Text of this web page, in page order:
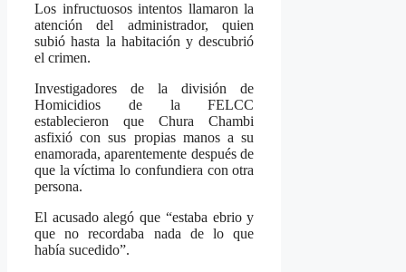
Los infructuosos intentos llamaron la
atención del administrador, quien
subió hasta la habitación y descubrió
el crimen.
Investigadores de la división de
Homicidios de la FELCC
establecieron que Chura Chambi
asfixió con sus propias manos a su
enamorada, aparentemente después de
que la víctima lo confundiera con otra
persona.
El acusado alegó que “estaba ebrio y
que no recordaba nada de lo que
había sucedido”.